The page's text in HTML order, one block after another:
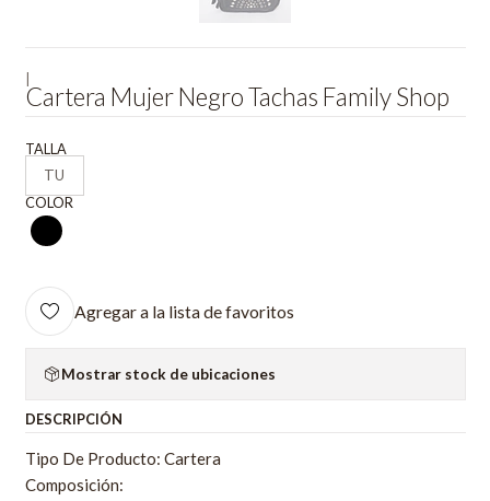
Cartera Mujer Negro Tachas Family Shop
TALLA
TU
COLOR
Agregar a la lista de favoritos
Mostrar stock de ubicaciones
DESCRIPCIÓN
Tipo De Producto: Cartera
Composición: